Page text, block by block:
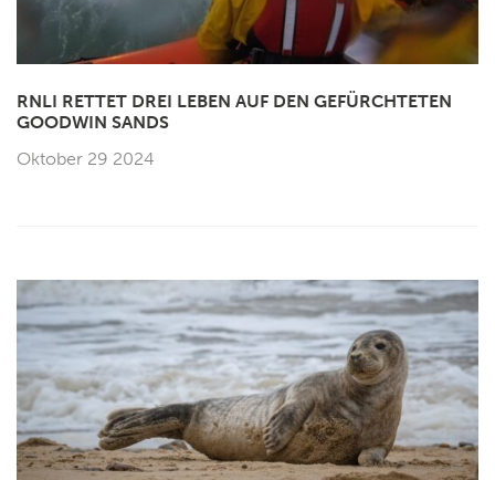
RNLI RETTET DREI LEBEN AUF DEN GEFÜRCHTETEN
GOODWIN SANDS
Oktober 29 2024